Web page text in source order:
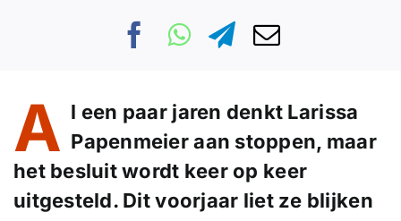
A l een paar jaren denkt Larissa
Papenmeier aan stoppen, maar
het besluit wordt keer op keer
uitgesteld. Dit voorjaar liet ze blijken